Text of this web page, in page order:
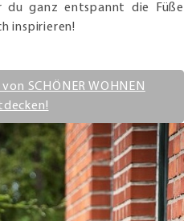
du ganz entspannt die Füße
inspirieren!
SCHÖNER WOHNEN